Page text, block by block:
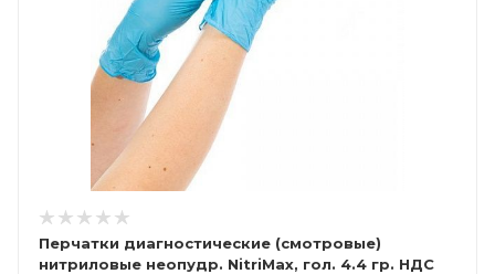
Перчатки диагностические (смотровые)
нитриловые неопудр. NitriMax, гол. 4.4 гр. НДС